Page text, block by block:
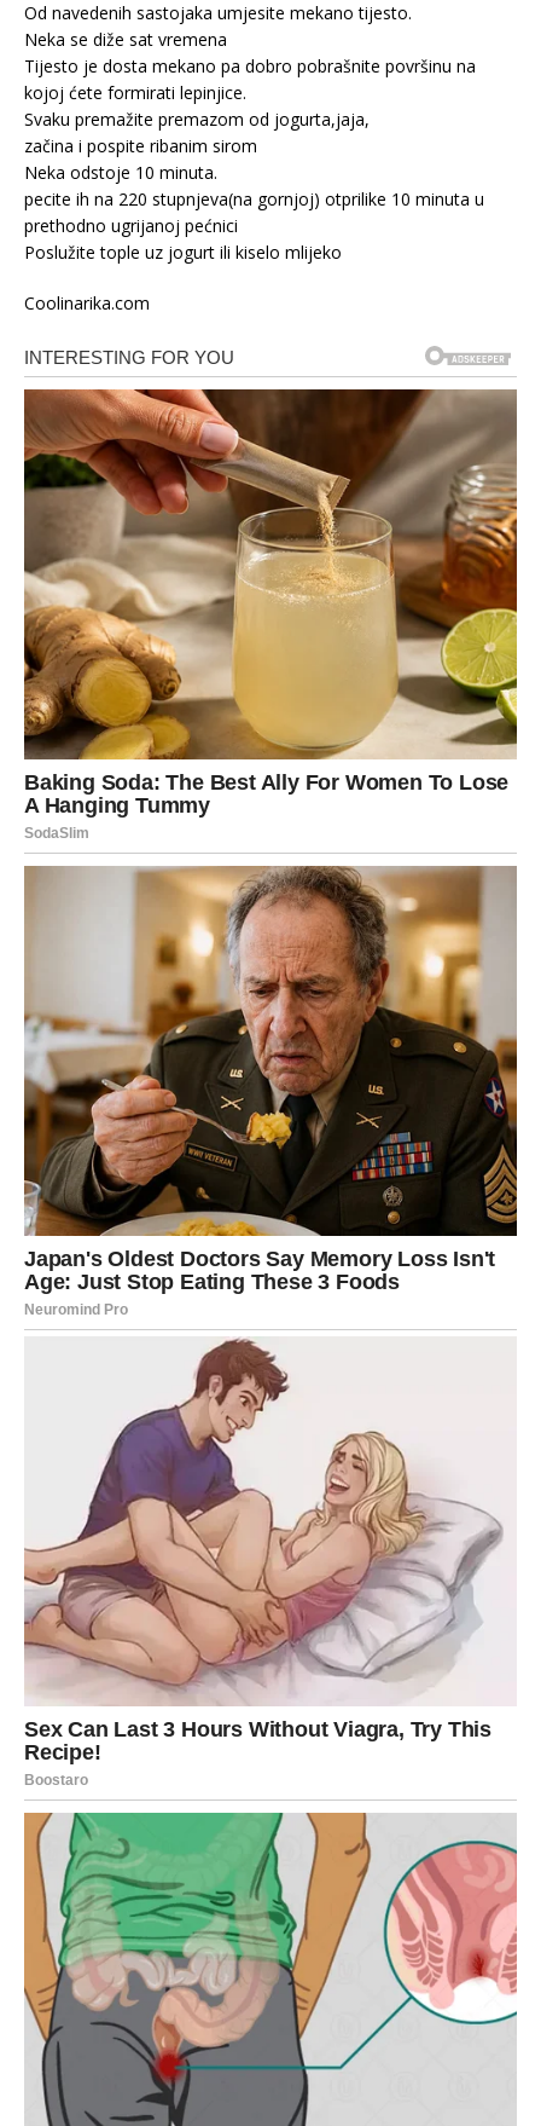
Od navedenih sastojaka umjesite mekano tijesto.
Neka se diže sat vremena
Tijesto je dosta mekano pa dobro pobrašnite površinu na
kojoj ćete formirati lepinjice.
Svaku premažite premazom od jogurta,jaja,
začina i pospite ribanim sirom
Neka odstoje 10 minuta.
pecite ih na 220 stupnjeva(na gornjoj) otprilike 10 minuta u
prethodno ugrijanoj pećnici
Poslužite tople uz jogurt ili kiselo mlijeko
Coolinarika.com